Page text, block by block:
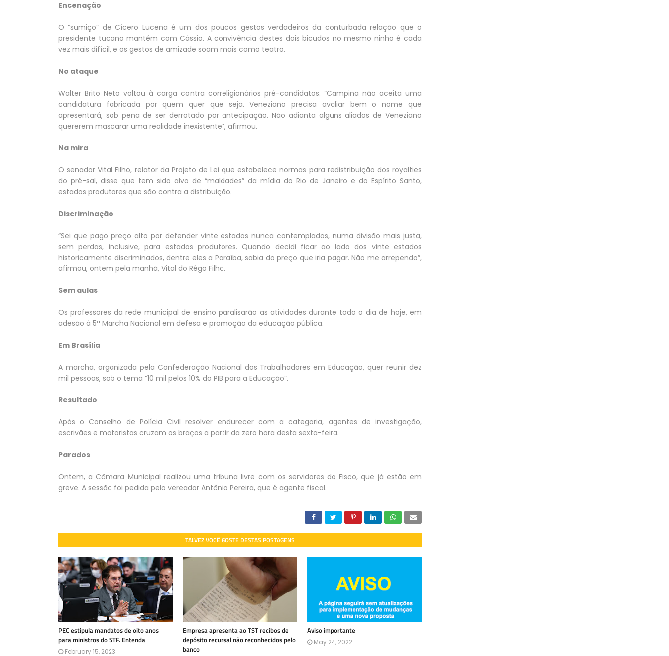
Encenação
O “sumiço” de Cícero Lucena é um dos poucos gestos verdadeiros da conturbada relação que o
presidente tucano mantém com Cássio. A convivência destes dois bicudos no mesmo ninho é cada
vez mais difícil, e os gestos de amizade soam mais como teatro.
No ataque
Walter Brito Neto voltou à carga contra correligionários pré-candidatos. “Campina não aceita uma
candidatura fabricada por quem quer que seja. Veneziano precisa avaliar bem o nome que
apresentará, sob pena de ser derrotado por antecipação. Não adianta alguns aliados de Veneziano
quererem mascarar uma realidade inexistente”, afirmou.
Na mira
O senador Vital Filho, relator da Projeto de Lei que estabelece normas para redistribuição dos royalties
do pré-sal, disse que tem sido alvo de “maldades” da mídia do Rio de Janeiro e do Espírito Santo,
estados produtores que são contra a distribuição.
Discriminação
“Sei que pago preço alto por defender vinte estados nunca contemplados, numa divisão mais justa,
sem perdas, inclusive, para estados produtores. Quando decidi ficar ao lado dos vinte estados
historicamente discriminados, dentre eles a Paraíba, sabia do preço que iria pagar. Não me arrependo”,
afirmou, ontem pela manhã, Vital do Rêgo Filho.
Sem aulas
Os professores da rede municipal de ensino paralisarão as atividades durante todo o dia de hoje, em
adesão à 5ª Marcha Nacional em defesa e promoção da educação pública.
Em Brasília
A marcha, organizada pela Confederação Nacional dos Trabalhadores em Educação, quer reunir dez
mil pessoas, sob o tema “10 mil pelos 10% do PIB para a Educação”.
Resultado
Após o Conselho de Polícia Civil resolver endurecer com a categoria, agentes de investigação,
escrivães e motoristas cruzam os braços a partir da zero hora desta sexta-feira.
Parados
Ontem, a Câmara Municipal realizou uma tribuna livre com os servidores do Fisco, que já estão em
greve. A sessão foi pedida pelo vereador Antônio Pereira, que é agente fiscal.
TALVEZ VOCÊ GOSTE DESTAS POSTAGENS
PEC estipula mandatos de oito anos
para ministros do STF. Entenda
February 15, 2023
Empresa apresenta ao TST recibos de
depósito recursal não reconhecidos pelo
banco
Aviso importante
May 24, 2022